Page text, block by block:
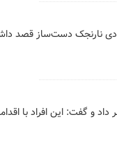
نارنجک دست‌ساز قصد
در فضای مجازی خبر داد و گفت: این افراد با